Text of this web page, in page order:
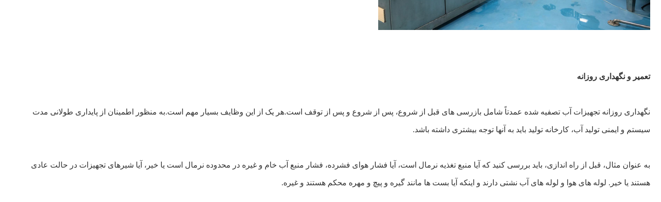
تعمیر و نگهداری روزانه
نگهداری روزانه تجهیزات آب تصفیه شده عمدتاً شامل بازرسی های قبل از شروع، پس از شروع و پس از توقف است.هر یک از این وظایف بسیار مهم است.به منظور اطمینان از پایداری طولانی مدت
سیستم و ایمنی تولید آب، کارخانه تولید باید به آنها توجه بیشتری داشته باشد.
به عنوان مثال، قبل از راه اندازی، باید بررسی کنید که آیا منبع تغذیه نرمال است، آیا فشار هوای فشرده، فشار منبع آب خام و غیره در محدوده نرمال است یا خیر، آیا شیرهای تجهیزات در حالت عادی
هستند یا خیر. لوله های هوا و لوله های آب نشتی دارند و اینکه آیا بست ها مانند گیره و پیچ و مهره محکم هستند و غیره.